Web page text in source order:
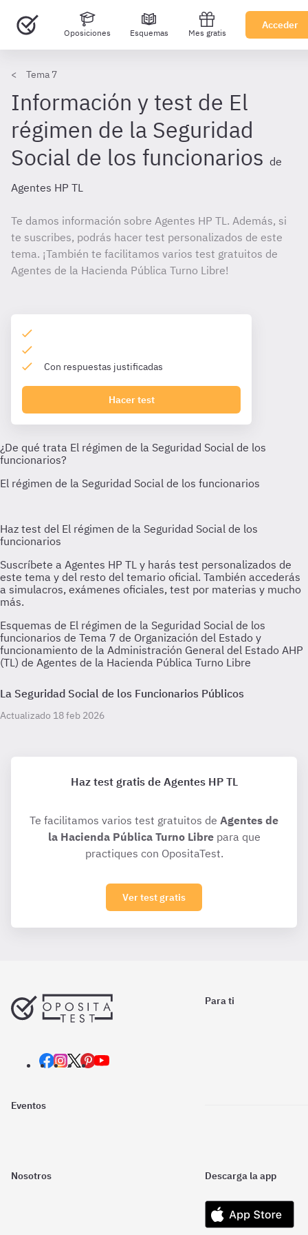
Oposiciones Esquemas Mes gratis
Acceder
Tema 7
Información y test de El
régimen de la Seguridad
Social de los funcionarios de
Agentes HP TL
Te damos información sobre Agentes HP TL. Además, si
te suscribes, podrás hacer test personalizados de este
tema. ¡También te facilitamos varios test gratuitos de
Agentes de la Hacienda Pública Turno Libre!
Con respuestas justificadas
Hacer test
Esquemas de El régimen de la Seguridad Social de los
funcionarios de Tema 7 de Organización del Estado y
funcionamiento de la Administración General del Estado AHP
(TL) de Agentes de la Hacienda Pública Turno Libre
La Seguridad Social de los Funcionarios Públicos
Actualizado 18 feb 2026
Haz test gratis de Agentes HP TL
Te facilitamos varios test gratuitos de Agentes de
la Hacienda Pública Turno Librepara que
practiques con OpositaTest.
Ver test gratis
Para ti
Eventos
Nosotros Descarga la app